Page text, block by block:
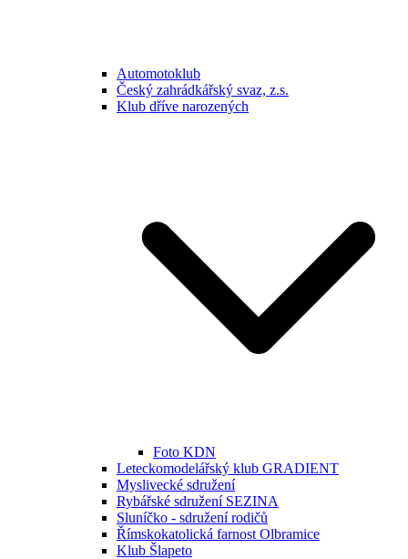
Automotoklub
Český zahrádkářský svaz, z.s.
Klub dříve narozených
Foto KDN
Leteckomodelářský klub GRADIENT
Myslivecké sdružení
Rybářské sdružení SEZINA
Sluníčko - sdružení rodičů
Římskokatolická farnost Olbramice
Klub Šlapeto